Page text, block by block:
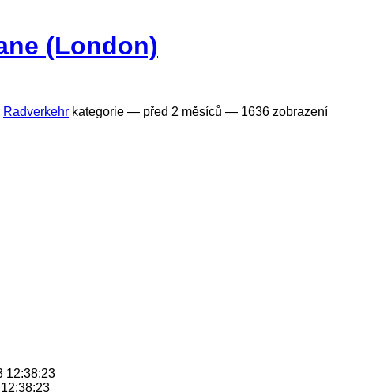
(London)
Radverkehr kategorie — před 2 měsíců — 1636 zobrazení
12:38:23